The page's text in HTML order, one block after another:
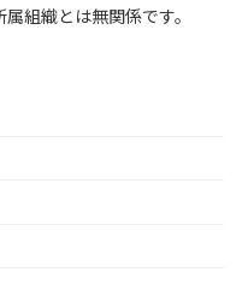
組織とは無関係です。